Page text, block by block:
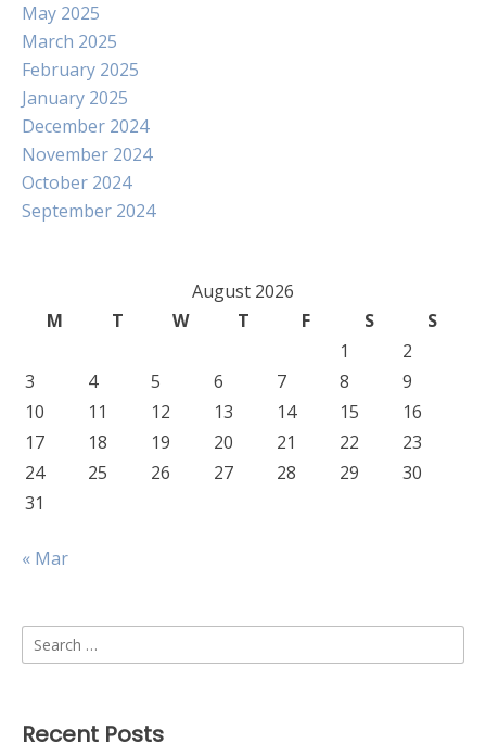
May 2025
March 2025
February 2025
January 2025
December 2024
November 2024
October 2024
September 2024
August 2026
M
T W T F S
S
1
2
3
4 5 6 7 8
9
10
11 12 13 14 15
16
17
18 19 20 21 22
23
24
25 26 27 28 29
30
31
« Mar
Search
for:
Recent Posts